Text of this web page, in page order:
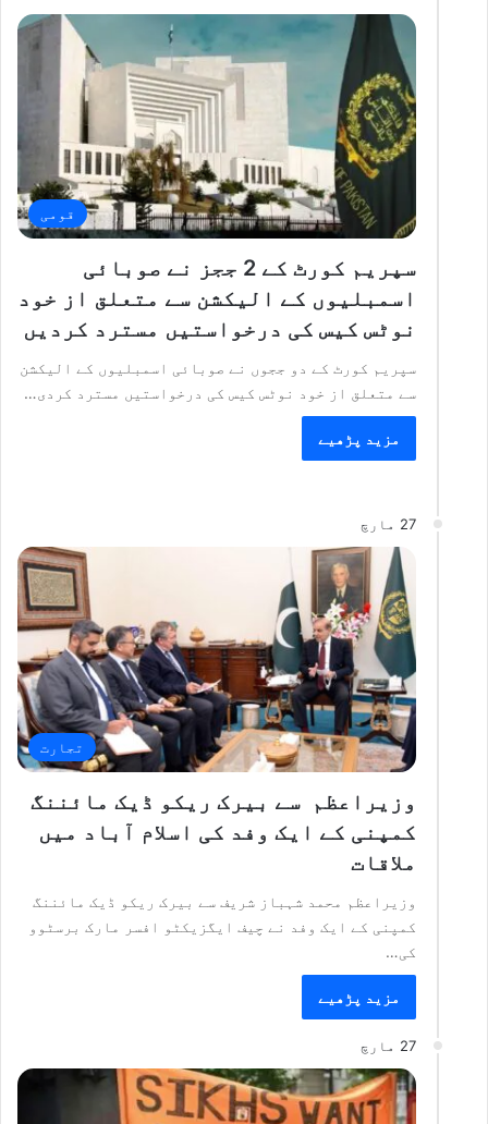
قومی
سپریم کورٹ کے 2 ججز نے صوبائی
اسمبلیوں کے الیکشن سے متعلق از خود
نوٹس کیس کی درخواستیں مسترد کردیں
سپریم کورٹ کے دو ججوں نے صوبائی اسمبلیوں کے الیکشن
سے متعلق از خود نوٹس کیس کی درخواستیں مسترد کردی…
مزید پڑھیے
27 مارچ
تجارت
وزیراعظم سے بیرک ریکو ڈیک مائننگ
کمپنی کے ایک وفد کی اسلام آباد میں
ملاقات
وزیراعظم محمد شہباز شریف سے بیرک ریکو ڈیک مائننگ
کمپنی کے ایک وفد نے چیف ایگزیکٹو افسر مارک برسٹوو
کی…
مزید پڑھیے
27 مارچ